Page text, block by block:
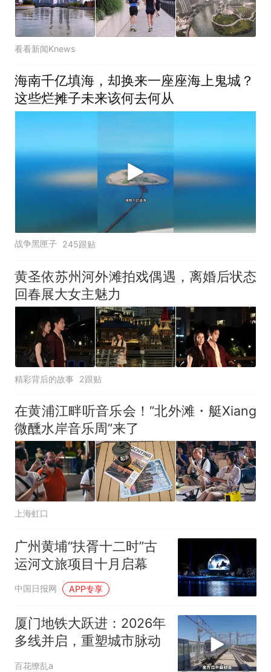
看看新闻Knews
海南千亿填海，却换来一座座海上鬼城？
这些烂摊子未来该何去何从
战争黑匣子 245跟贴
黄圣依苏州河外滩拍戏偶遇，离婚后状态
回春展大女主魅力
精彩背后的故事 2跟贴
在黄浦江畔听音乐会！“北外滩・艇Xiang
微醺水岸音乐周”来了
上海虹口
广州黄埔“扶胥十二时”古
运河文旅项目十月启幕
中国日报网 APP专享
厦门地铁大跃进：2026年
多线并启，重塑城市脉动
百花缭乱a